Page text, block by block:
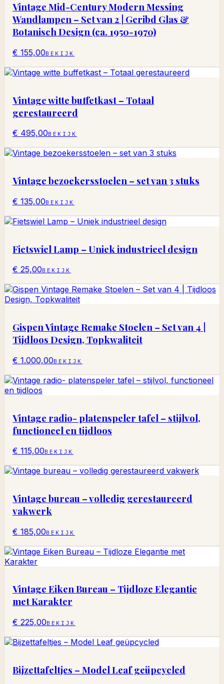
Vintage Mid-Century Modern Messing
Wandlampen – Set van 2 | Geribd Glas &
Botanisch Design (ca. 1950-1970)
€ 155,00BEKIJK
Vintage witte buffetkast – Totaal
gerestaureerd
€ 495,00BEKIJK
Vintage bezoekersstoelen – set van 3 stuks
€ 135,00BEKIJK
Fietswiel Lamp – Uniek industrieel design
€ 25,00BEKIJK
Gispen Vintage Remake Stoelen – Set van 4 |
Tijdloos Design, Topkwaliteit
€ 1.000,00BEKIJK
Vintage radio- platenspeler tafel – stijlvol,
functioneel en tijdloos
€ 115,00BEKIJK
Vintage bureau – volledig gerestaureerd
vakwerk
€ 185,00BEKIJK
Vintage Eiken Bureau – Tijdloze Elegantie
met Karakter
€ 225,00BEKIJK
Bijzettafeltjes – Model Leaf geüpcycled